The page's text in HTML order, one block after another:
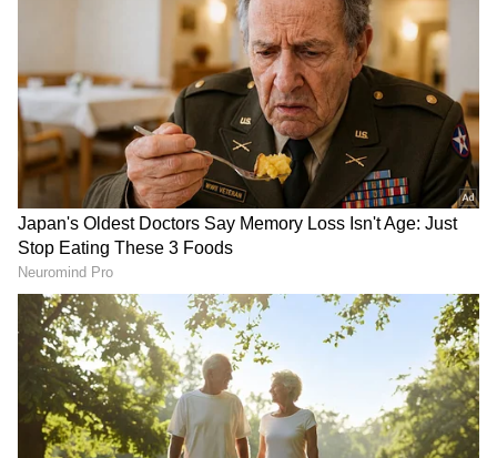
ತುಂಬಾ ಸ್ಟ್ರಾಂಗ್ ಹಾಗೂ ಇಂಡಿಪೆಂಡೆಂಟ್‌ ಮಹಿಳೆಯು ಸುತ್ತಾ
ಬೆಳೆದಿರುವ ಧನ್ಯಾ ರಾಮ್‌ ಹಣ ಕಾಸಿನ ವಿಚಾರದಲ್ಲಿ ಹೇಗೆ?
ಯಾವ ರೀತಿಯಲ್ಲಿ ಮ್ಯಾನೇಜ್ ಮಾಡುತ್ತಾರೆ ಎಂದು
ಪ್ರಶ್ನಿಸಿದಾಗ ಸಿಕ್ಕ ಉತ್ತರವಿದು.